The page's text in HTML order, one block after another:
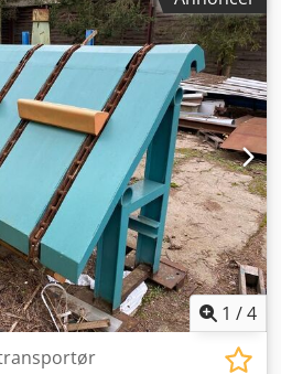
skærehøjde: 80 mm
1 /4